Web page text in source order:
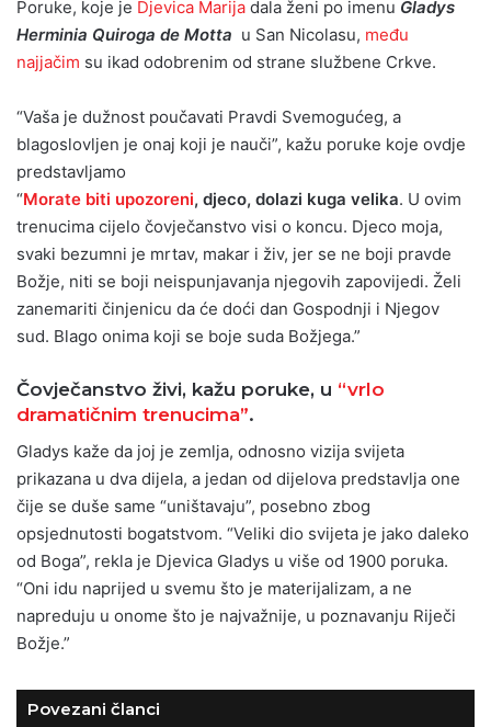
Poruke, koje je Djevica Marija dala ženi po imenu Gladys
Herminia Quiroga de Motta u San Nicolasu, među
najjačim su ikad odobrenim od strane službene Crkve.
“Vaša je dužnost poučavati Pravdi Svemogućeg, a
blagoslovljen je onaj koji je nauči”, kažu poruke koje ovdje
predstavljamo
“Morate biti upozoreni, djeco, dolazi kuga velika. U ovim
trenucima cijelo čovječanstvo visi o koncu. Djeco moja,
svaki bezumni je mrtav, makar i živ, jer se ne boji pravde
Božje, niti se boji neispunjavanja njegovih zapovijedi. Želi
zanemariti činjenicu da će doći dan Gospodnji i Njegov
sud. Blago onima koji se boje suda Božjega.”
Čovječanstvo živi, ​​kažu poruke, u “vrlo
dramatičnim trenucima”.
Gladys kaže da joj je zemlja, odnosno vizija svijeta
prikazana u dva dijela, a jedan od dijelova predstavlja one
čije se duše same “uništavaju”, posebno zbog
opsjednutosti bogatstvom. “Veliki dio svijeta je jako daleko
od Boga”, rekla je Djevica Gladys u više od 1900 poruka.
“Oni idu naprijed u svemu što je materijalizam, a ne
napreduju u onome što je najvažnije, u poznavanju Riječi
Božje.”
Povezani članci